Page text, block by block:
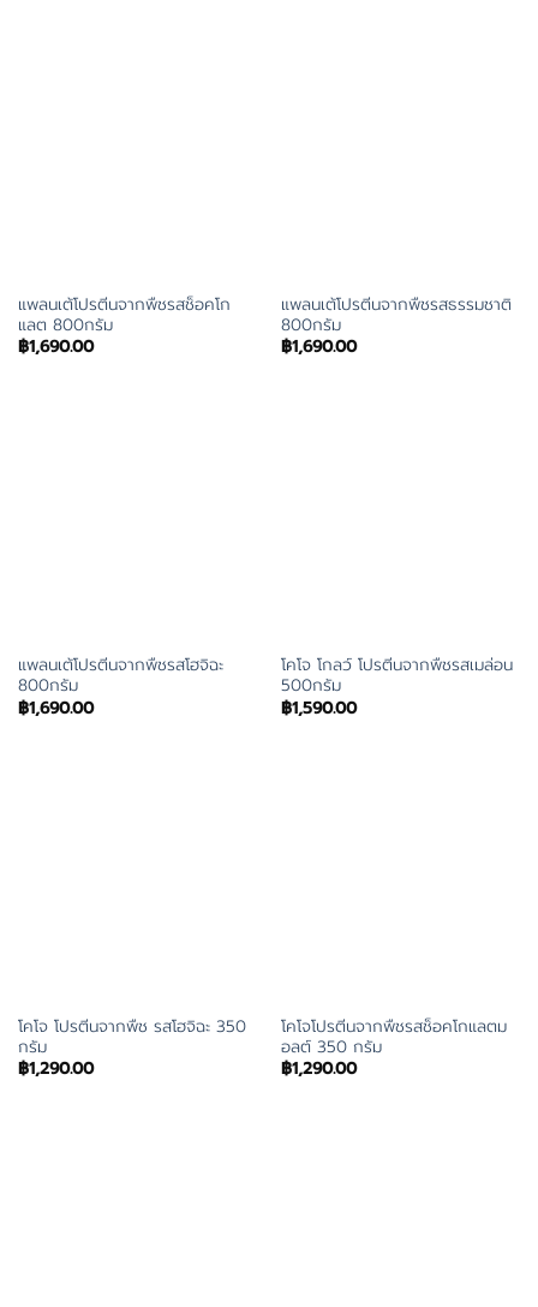
แพลนเต้โปรตีนจากพืชรสช็อคโก
แลต 800กรัม
฿1,690.00
แพลนเต้โปรตีนจากพืชรสธรรมชาติ
800กรัม
฿1,690.00
แพลนเต้โปรตีนจากพืชรสโฮจิฉะ
800กรัม
฿1,690.00
โคโจ โกลว์ โปรตีนจากพืชรสเมล่อน
500กรัม
฿1,590.00
โคโจ โปรตีนจากพืช รสโฮจิฉะ 350
กรัม
฿1,290.00
โคโจโปรตีนจากพืชรสช็อคโกแลตม
อลต์ 350 กรัม
฿1,290.00